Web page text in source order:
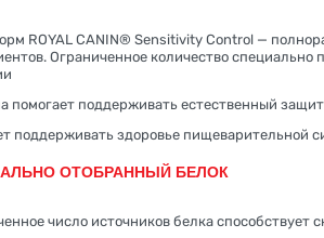
ROYAL CANIN® Sensitivity Control —
Ограниченное количество
помогает поддерживать естественный
поддерживать здоровье пищеварительной
ОТОБРАННЫЙ БЕЛОК
число источников белка способствует